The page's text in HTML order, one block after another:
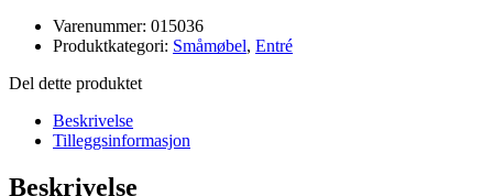
Varenummer: 015036
Produktkategori: Småmøbel, Entré
Del dette produktet
Beskrivelse
Tilleggsinformasjon
Beskrivelse